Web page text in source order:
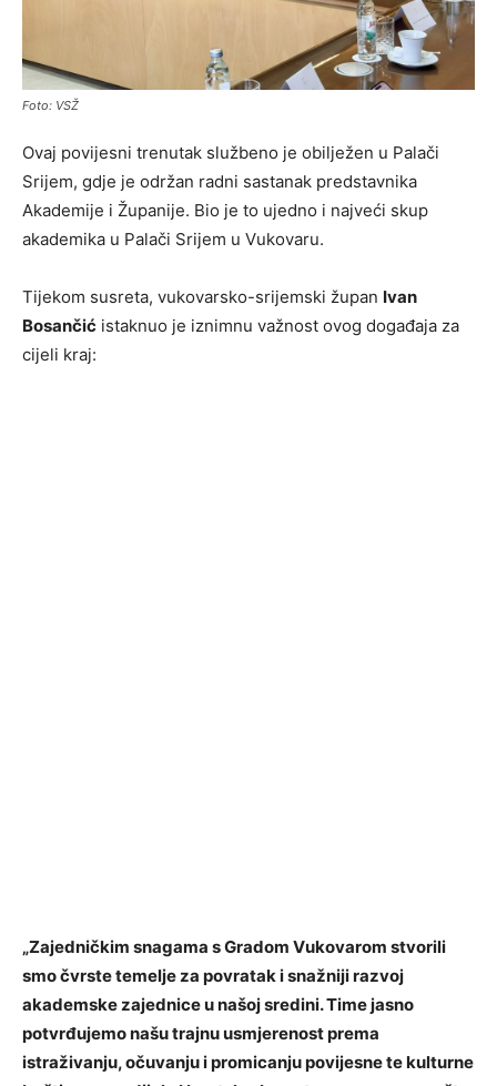
Foto: VSŽ
Ovaj povijesni trenutak službeno je obilježen u Palači
Srijem, gdje je održan radni sastanak predstavnika
Akademije i Županije. Bio je to ujedno i najveći skup
akademika u Palači Srijem u Vukovaru.
Tijekom susreta, vukovarsko-srijemski župan Ivan
Bosančić istaknuo je iznimnu važnost ovog događaja za
cijeli kraj:
„Zajedničkim snagama s Gradom Vukovarom stvorili
smo čvrste temelje za povratak i snažniji razvoj
akademske zajednice u našoj sredini. Time jasno
potvrđujemo našu trajnu usmjerenost prema
istraživanju, očuvanju i promicanju povijesne te kulturne